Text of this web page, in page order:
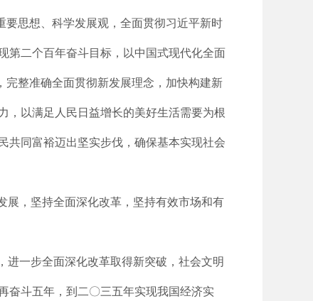
要思想、科学发展观，全面贯彻习近平新时
第二个百年奋斗目标，以中国式现代化全面
完整准确全面贯彻新发展理念，加快构建新
，以满足人民日益增长的美好生活需要为根
共同富裕迈出坚实步伐，确保基本实现社会
展，坚持全面深化改革，坚持有效市场和有
进一步全面深化改革取得新突破，社会文明
奋斗五年，到二〇三五年实现我国经济实